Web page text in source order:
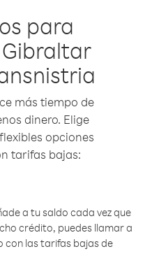
para
más tiempo de
dinero. Elige
opciones
tarifas bajas:
a tu saldo cada vez que
crédito, puedes llamar a
con las tarifas bajas de